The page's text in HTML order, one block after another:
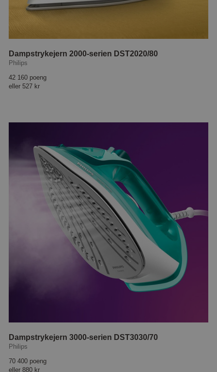
Dampstrykejern 2000-serien DST2020/80
Philips
42 160 poeng
eller 527 kr
Dampstrykejern 3000-serien DST3030/70
Philips
70 400 poeng
eller 880 kr